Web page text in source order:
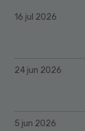
16 jul 2026
24 jun 2026
5 jun 2026